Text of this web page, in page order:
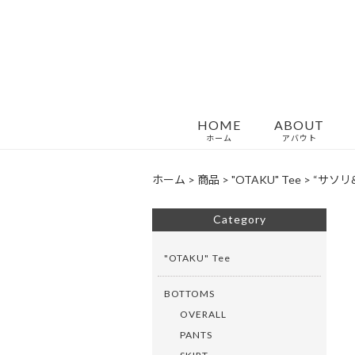
HOME
ホーム
ABOUT
アバウト
ホーム > 商品 > "OTAKU" Tee > “サソ
Category
"OTAKU" Tee
BOTTOMS
OVERALL
PANTS